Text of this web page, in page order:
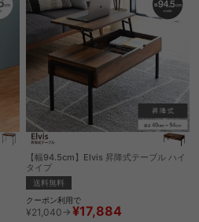
【幅94.5cm】Elvis 昇降式テーブル ハイ
タイプ
送料無料
クーポン利用で
¥21,040→ ¥17,884